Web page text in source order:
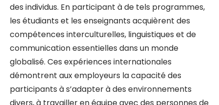
des individus. En participant à de tels programmes,
les étudiants et les enseignants acquièrent des
compétences interculturelles, linguistiques et de
communication essentielles dans un monde
globalisé. Ces expériences internationales
démontrent aux employeurs la capacité des
participants à s’adapter à des environnements